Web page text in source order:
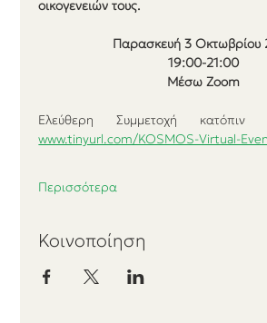
οικογενειών τους.
Παρασκευή 3 Οκτωβρίου
19:00-21:00
Μέσω Zoom
www.tinyurl.com/KOSMOS-Virtual-
Περισσότερα
Κοινοποίηση